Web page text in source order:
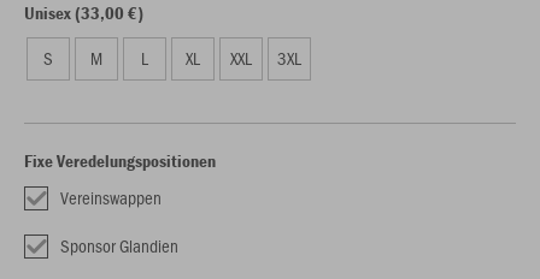
Unisex (33,00 €)
S M L XL XXL 3XL
Fixe Veredelungspositionen
Vereinswappen
Sponsor Glandien